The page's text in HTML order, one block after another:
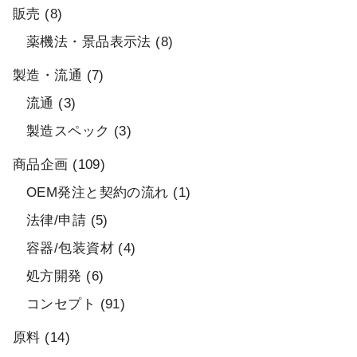
販売 (8)
薬機法・景品表示法 (8)
製造・流通 (7)
流通 (3)
製造スペック (3)
商品企画 (109)
OEM発注と契約の流れ (1)
法律/申請 (5)
容器/包装資材(4)
処方開発 (6)
コンセプト (91)
原料 (14)